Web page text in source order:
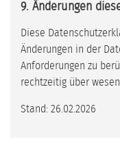
9. Änderungen
Diese
Änderungen in der
Anforderungen zu
rechtzeitig über
Stand: 26.02.2026